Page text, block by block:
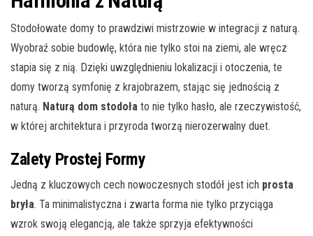
Stodołowate domy to prawdziwi mistrzowie w integracji z naturą.
Wyobraź sobie budowlę, która nie tylko stoi na ziemi, ale wręcz
stapia się z nią. Dzięki uwzględnieniu lokalizacji i otoczenia, te
domy tworzą symfonię z krajobrazem, stając się jednością z
naturą. Naturą dom stodoła to nie tylko hasło, ale rzeczywistość,
w której architektura i przyroda tworzą nierozerwalny duet.
Zalety Prostej Formy
Jedną z kluczowych cech nowoczesnych stodół jest ich prosta
bryła. Ta minimalistyczna i zwarta forma nie tylko przyciąga
wzrok swoją elegancją, ale także sprzyja efektywności